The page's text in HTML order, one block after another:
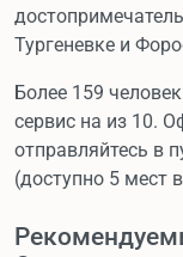
Тургеневке и
Более 159
сервис на из 10.
отправляйтесь в
(доступно 5 мест